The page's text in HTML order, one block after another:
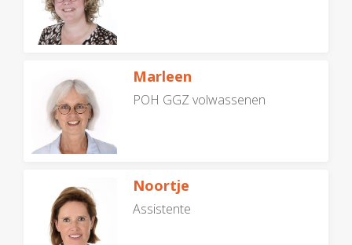
Marleen
POH GGZ volwassenen
Noortje
Assistente